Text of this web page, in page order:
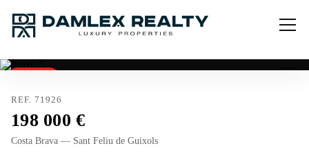
REF. 71926
198 000
Costa Brava — Sant Feliu de Guixols